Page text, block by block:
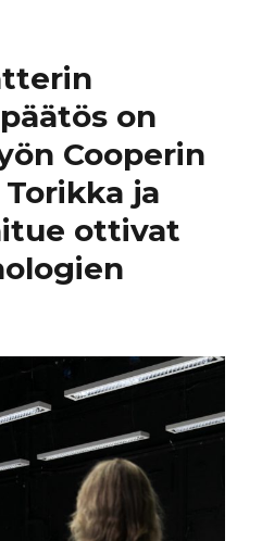
on
Cooperin
ja
ottivat